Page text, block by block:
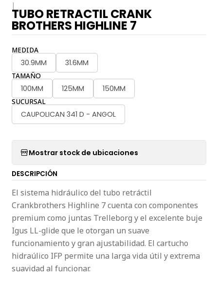
|
TUBO RETRACTIL CRANK
BROTHERS HIGHLINE 7
MEDIDA
30.9MM 31.6MM
TAMAÑO
100MM 125MM 150MM
SUCURSAL
CAUPOLICAN 341 D - ANGOL
Mostrar stock de ubicaciones
DESCRIPCIÓN
El sistema hidráulico del tubo retráctil
Crankbrothers Highline 7 cuenta con componentes
premium como juntas Trelleborg y el excelente buje
Igus LL-glide que le otorgan un suave
funcionamiento y gran ajustabilidad. El cartucho
hidraúlico IFP permite una larga vida útil y extrema
suavidad al funcionar.